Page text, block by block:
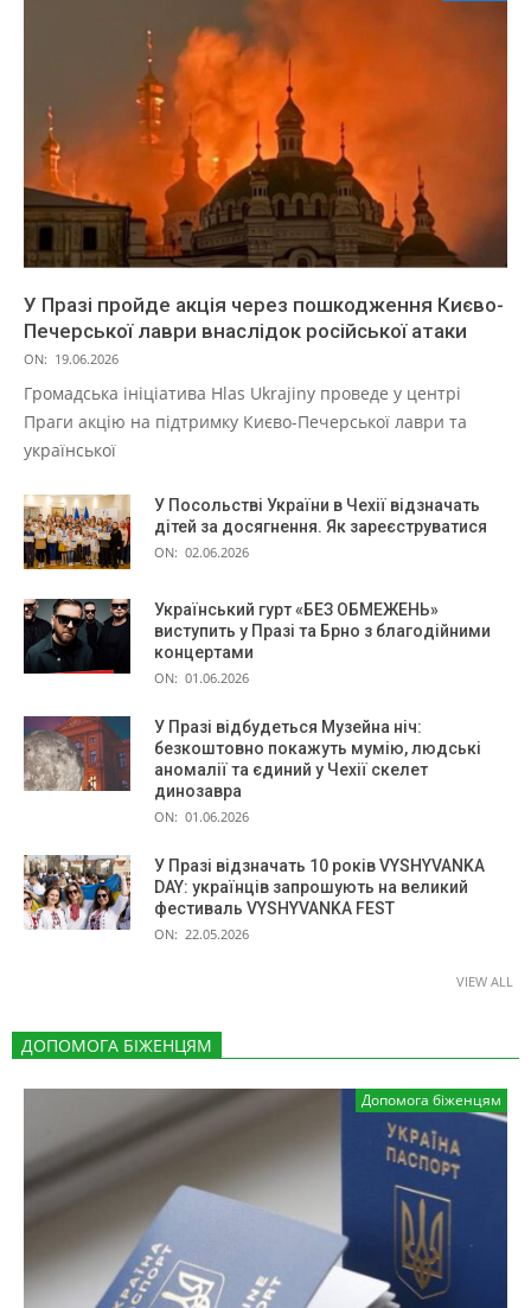
У Празі пройде акція через пошкодження Києво-
Печерської лаври внаслідок російської атаки
ON: 19.06.2026
Громадська ініціатива Hlas Ukrajiny проведе у центрі
Праги акцію на підтримку Києво-Печерської лаври та
української
У Посольстві України в Чехії відзначать
дітей за досягнення. Як зареєструватися
ON: 02.06.2026
Український гурт «БЕЗ ОБМЕЖЕНЬ»
виступить у Празі та Брно з благодійними
концертами
ON: 01.06.2026
У Празі відбудеться Музейна ніч:
безкоштовно покажуть мумію, людські
аномалії та єдиний у Чехії скелет
динозавра
ON: 01.06.2026
У Празі відзначать 10 років VYSHYVANKA
DAY: українців запрошують на великий
фестиваль VYSHYVANKA FEST
ON: 22.05.2026
VIEW ALL
ДОПОМОГА БІЖЕНЦЯМ
Допомога біженцям